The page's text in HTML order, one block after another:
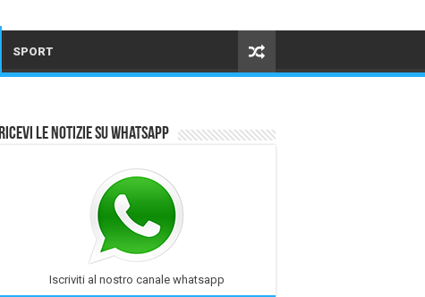
SPORT
Ricevi le notizie su Whatsapp
Iscriviti al nostro canale whatsapp